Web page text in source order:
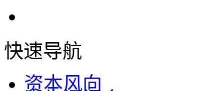
快速导航
资本风向